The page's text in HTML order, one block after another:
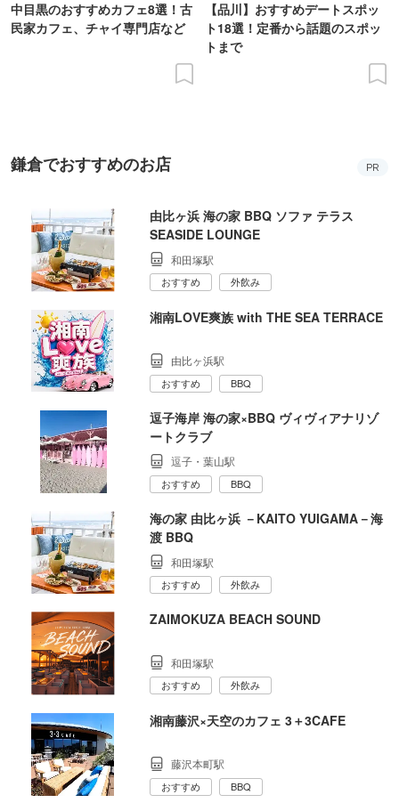
中目黒のおすすめカフェ8選！古
民家カフェ、チャイ専門店など
【品川】おすすめデートスポッ
ト18選！定番から話題のスポッ
トまで
鎌倉でおすすめのお店 PR
由比ヶ浜 海の家 BBQ ソファ テラス
SEASIDE LOUNGE
和田塚駅
おすすめ 外飲み
湘南LOVE爽族 with THE SEA TERRACE
由比ヶ浜駅
おすすめ BBQ
逗子海岸 海の家×BBQ ヴィヴィアナリゾ
ートクラブ
逗子・葉山駅
おすすめ BBQ
海の家 由比ヶ浜 －KAITO YUIGAMA－海
渡 BBQ
和田塚駅
おすすめ 外飲み
ZAIMOKUZA BEACH SOUND
和田塚駅
おすすめ 外飲み
湘南藤沢×天空のカフェ 3＋3CAFE
藤沢本町駅
おすすめ BBQ